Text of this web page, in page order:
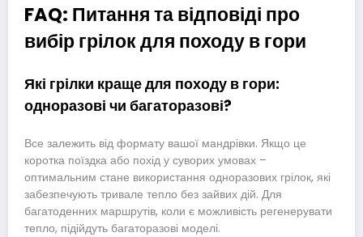
FAQ: Питання та відповіді про
вибір грілок для походу в гори
Які грілки краще для походу в гори:
одноразові чи багаторазові?
Все залежить від формату вашої мандрівки. Якщо це
коротка поїздка або похід у суворих умовах –
оптимальним стане використання одноразових грілок, які
забезпечують тривале тепло без зайвих дій. Для
багатоденних маршрутів, коли є можливість регенерувати
тепло, підійдуть багаторазові моделі.